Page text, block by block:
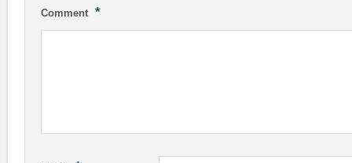
Comment *